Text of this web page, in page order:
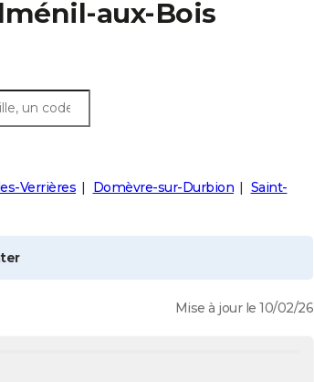
aux-Bois
Verrières Domèvre-sur-Durbion
Saint-
Mise à jour le 10/02/26